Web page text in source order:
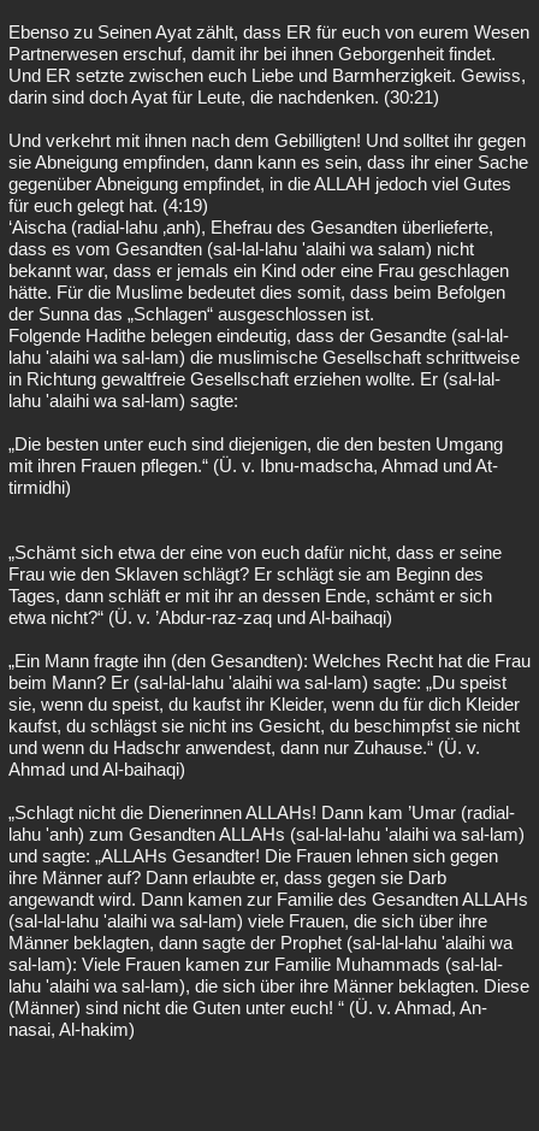
Ebenso zu Seinen Ayat zählt, dass ER für euch von eurem Wesen
Partnerwesen erschuf, damit ihr bei ihnen Geborgenheit findet.
Und ER setzte zwischen euch Liebe und Barmherzigkeit. Gewiss,
darin sind doch Ayat für Leute, die nachdenken. (30:21)
Und verkehrt mit ihnen nach dem Gebilligten! Und solltet ihr gegen
sie Abneigung empfinden, dann kann es sein, dass ihr einer Sache
gegenüber Abneigung empfindet, in die ALLAH jedoch viel Gutes
für euch gelegt hat. (4:19)
‘Aischa (radial-lahu ‚anh), Ehefrau des Gesandten überlieferte,
dass es vom Gesandten (sal-lal-lahu 'alaihi wa salam) nicht
bekannt war, dass er jemals ein Kind oder eine Frau geschlagen
hätte. Für die Muslime bedeutet dies somit, dass beim Befolgen
der Sunna das „Schlagen“ ausgeschlossen ist.
Folgende Hadithe belegen eindeutig, dass der Gesandte (sal-lal-
lahu 'alaihi wa sal-lam) die muslimische Gesellschaft schrittweise
in Richtung gewaltfreie Gesellschaft erziehen wollte. Er (sal-lal-
lahu 'alaihi wa sal-lam) sagte:
„Die besten unter euch sind diejenigen, die den besten Umgang
mit ihren Frauen pflegen.“ (Ü. v. Ibnu-madscha, Ahmad und At-
tirmidhi)
„Schämt sich etwa der eine von euch dafür nicht, dass er seine
Frau wie den Sklaven schlägt? Er schlägt sie am Beginn des
Tages, dann schläft er mit ihr an dessen Ende, schämt er sich
etwa nicht?“ (Ü. v. ’Abdur-raz-zaq und Al-baihaqi)
„Ein Mann fragte ihn (den Gesandten): Welches Recht hat die Frau
beim Mann? Er (sal-lal-lahu 'alaihi wa sal-lam) sagte: „Du speist
sie, wenn du speist, du kaufst ihr Kleider, wenn du für dich Kleider
kaufst, du schlägst sie nicht ins Gesicht, du beschimpfst sie nicht
und wenn du Hadschr anwendest, dann nur Zuhause.“ (Ü. v.
Ahmad und Al-baihaqi)
„Schlagt nicht die Dienerinnen ALLAHs! Dann kam ’Umar (radial-
lahu 'anh) zum Gesandten ALLAHs (sal-lal-lahu 'alaihi wa sal-lam)
und sagte: „ALLAHs Gesandter! Die Frauen lehnen sich gegen
ihre Männer auf? Dann erlaubte er, dass gegen sie Darb
angewandt wird. Dann kamen zur Familie des Gesandten ALLAHs
(sal-lal-lahu 'alaihi wa sal-lam) viele Frauen, die sich über ihre
Männer beklagten, dann sagte der Prophet (sal-lal-lahu 'alaihi wa
sal-lam): Viele Frauen kamen zur Familie Muhammads (sal-lal-
lahu 'alaihi wa sal-lam), die sich über ihre Männer beklagten. Diese
(Männer) sind nicht die Guten unter euch! “ (Ü. v. Ahmad, An-
nasai, Al-hakim)